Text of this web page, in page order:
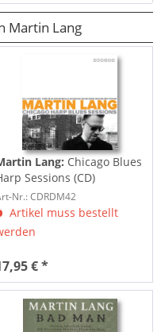
Martin Lang
Lang: Chicago Blues
Sessions (CD)
Nr.: CDRDM42
Artikel muss bestellt
€ *